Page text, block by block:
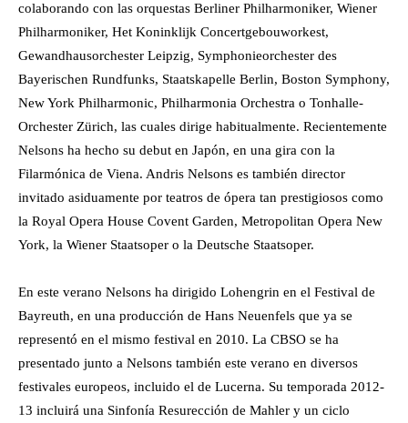
colaborando con las orquestas Berliner Philharmoniker, Wiener
Philharmoniker, Het Koninklijk Concertgebouworkest,
Gewandhausorchester Leipzig, Symphonieorchester des
Bayerischen Rundfunks, Staatskapelle Berlin, Boston Symphony,
New York Philharmonic, Philharmonia Orchestra o Tonhalle-
Orchester Zürich, las cuales dirige habitualmente. Recientemente
Nelsons ha hecho su debut en Japón, en una gira con la
Filarmónica de Viena. Andris Nelsons es también director
invitado asiduamente por teatros de ópera tan prestigiosos como
la Royal Opera House Covent Garden, Metropolitan Opera New
York, la Wiener Staatsoper o la Deutsche Staatsoper.
En este verano Nelsons ha dirigido Lohengrin en el Festival de
Bayreuth, en una producción de Hans Neuenfels que ya se
representó en el mismo festival en 2010. La CBSO se ha
presentado junto a Nelsons también este verano en diversos
festivales europeos, incluido el de Lucerna. Su temporada 2012-
13 incluirá una Sinfonía Resurección de Mahler y un ciclo